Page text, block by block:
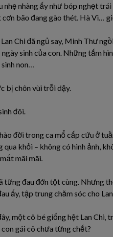
nhẹ nhàng ấy như bóp nghẹt
bão đang gào thét. Hà Vi…
Chi đã ngủ say, Minh Thư
sinh của con. Những tấm
non…
bị chôn vùi trỗi dậy.
đôi.
đời trong ca mổ cấp cứu ở
qua khỏi – không có hình ảnh,
mãi mãi.
từng đau đớn tột cùng. Nhưng
ấy, tập trung chăm sóc cho
một cô bé giống hệt Lan
gái cô chưa từng chết?